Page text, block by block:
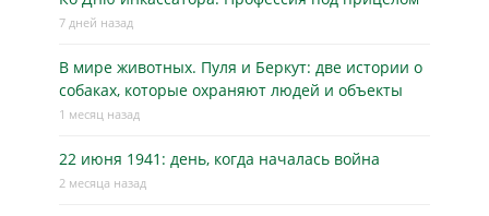
7 дней назад
В мире животных. Пуля и Беркут: две истории о
собаках, которые охраняют людей и объекты
1 месяц назад
22 июня 1941: день, когда началась война
2 месяца назад